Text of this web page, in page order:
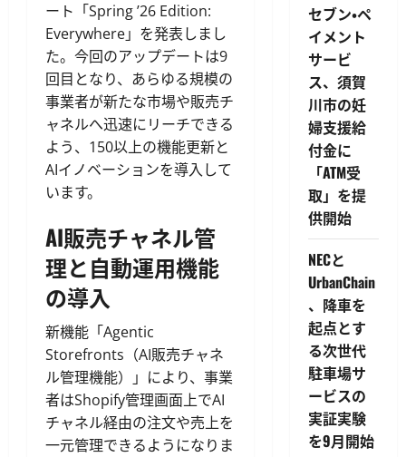
ート「Spring ’26 Edition:
Everywhere」を発表しまし
た。今回のアップデートは9
回目となり、あらゆる規模の
事業者が新たな市場や販売チ
ャネルへ迅速にリーチできる
よう、150以上の機能更新と
AIイノベーションを導入して
います。
AI販売チャネル管
理と自動運用機能
の導入
新機能「Agentic
Storefronts（AI販売チャネ
ル管理機能）」により、事業
者はShopify管理画面上でAI
チャネル経由の注文や売上を
一元管理できるようになりま
セブン・ペ
イメント
サービ
ス、須賀
川市の妊
婦支援給
付金に
「ATM受
取」を提
供開始
NECと
UrbanChain
、降車を
起点とす
る次世代
駐車場サ
ービスの
実証実験
を9月開始